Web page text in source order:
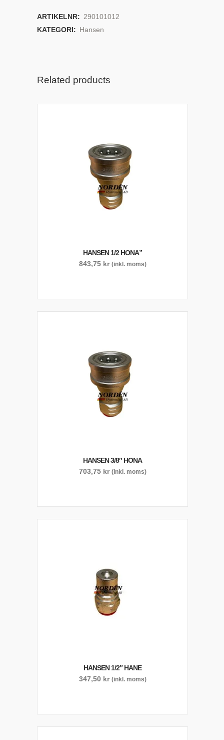
ARTIKELNR: 290101012
KATEGORI: Hansen
Related products
HANSEN 1/2 HONA”
843,75 kr (inkl. moms)
HANSEN 3/8″ HONA
703,75 kr (inkl. moms)
HANSEN 1/2″ HANE
347,50 kr (inkl. moms)